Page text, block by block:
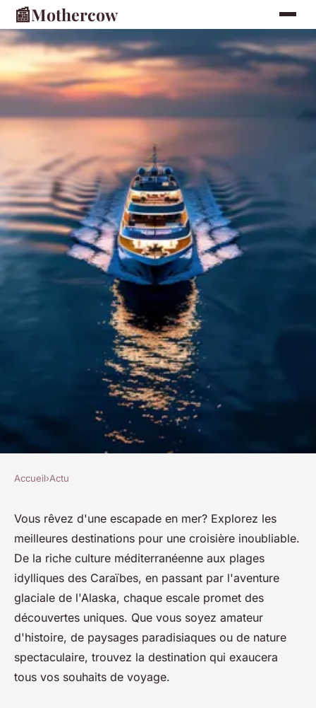
📰Mothercow
Les meilleures destinations où
faire une croisière
admin•18 juin 2024•2 min de lecture
Accueil›Actu
Vous rêvez d'une escapade en mer? Explorez les
meilleures destinations pour une croisière inoubliable.
De la riche culture méditerranéenne aux plages
idylliques des Caraïbes, en passant par l'aventure
glaciale de l'Alaska, chaque escale promet des
découvertes uniques. Que vous soyez amateur
d'histoire, de paysages paradisiaques ou de nature
spectaculaire, trouvez la destination qui exaucera
tous vos souhaits de voyage.